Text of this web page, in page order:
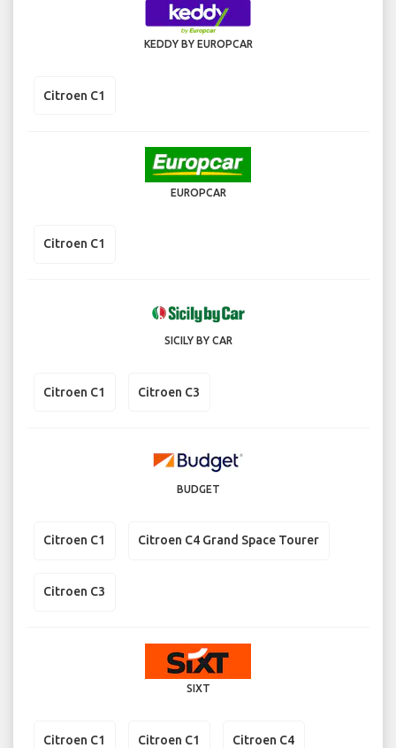
KEDDY BY EUROPCAR
Citroen C1
EUROPCAR
Citroen C1
SICILY BY CAR
Citroen C1 Citroen C3
BUDGET
Citroen C1 Citroen C4 Grand Space Tourer
Citroen C3
SIXT
Citroen C1 Citroen C1 Citroen C4